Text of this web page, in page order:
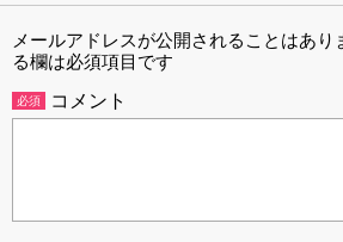
メールアドレスが公開されることはあり
る欄は必須項目です
必須 コメント